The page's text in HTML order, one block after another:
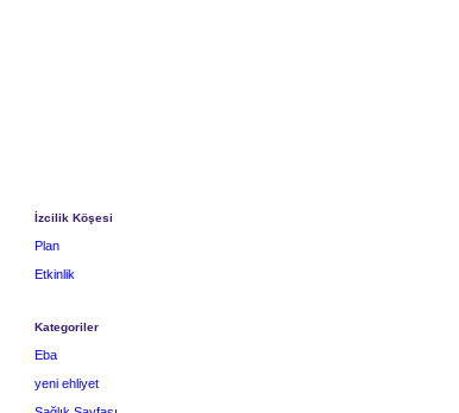
İzcilik Köşesi
Plan
Etkinlik
Kategoriler
Eba
yeni ehliyet